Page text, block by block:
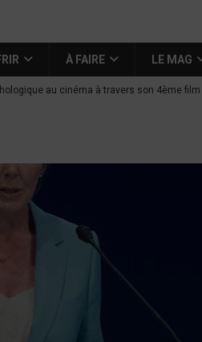
À FAIRE LE MAG
au cinéma à travers son 4ème film
cinéma ce que devient « La vie d’une
Holiday Inn mise sur le charme, la
les arcades de la Place Masséna de Nice